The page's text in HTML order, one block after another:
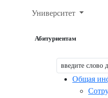
Университет
Абитуриентам
Общая